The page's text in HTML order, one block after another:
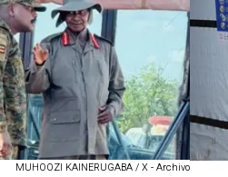
MUHOOZI KAINERUGABA / X - Archivo